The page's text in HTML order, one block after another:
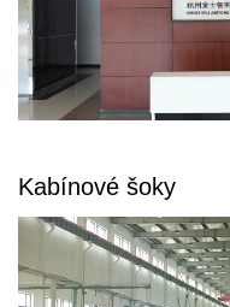
Kabínové šoky